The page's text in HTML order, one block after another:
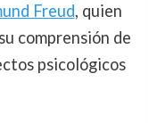
Freud, quien
comprensión de
psicológicos